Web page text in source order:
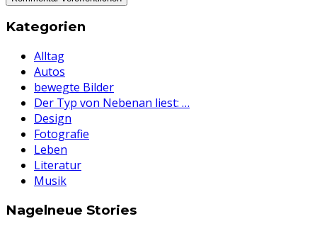
Kategorien
Alltag
Autos
bewegte Bilder
Der Typ von Nebenan liest: …
Design
Fotografie
Leben
Literatur
Musik
Nagelneue Stories